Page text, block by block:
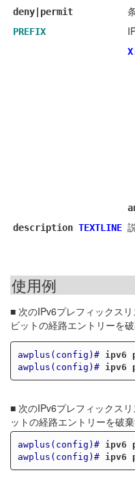
deny|permit
PREFIX
description TEXTLINE
使用例
■ 次のIPv6プレフィックス
ビットの経路エントリーを
awplus(config)#
ipv6
awplus(config)#
ipv6
■ 次のIPv6プレフィックス
ットの経路エントリーを破
awplus(config)#
ipv6
awplus(config)#
ipv6